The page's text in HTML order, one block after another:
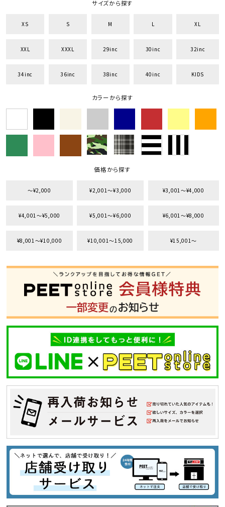
サイズから探す
XS S M L XL
XXL XXXL 29inc 30inc 32inc
34inc 36inc 38inc 40inc KIDS
カラーから探す
価格から探す
〜¥2,000 ¥2,001〜¥3,000 ¥3,001〜¥4,000
¥4,001〜¥5,000 ¥5,001〜¥6,000 ¥6,001〜¥8,000
¥8,001〜¥10,000 ¥10,001〜15,000 ¥15,001〜